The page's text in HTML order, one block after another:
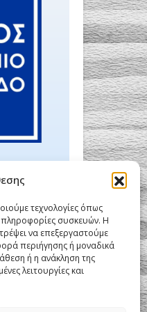
τεχνολογίες όπως
συσκευών. Η
να επεξεργαστούμε
περιήγησης ή μοναδικά
ή η ανάκληση της
λειτουργίες και